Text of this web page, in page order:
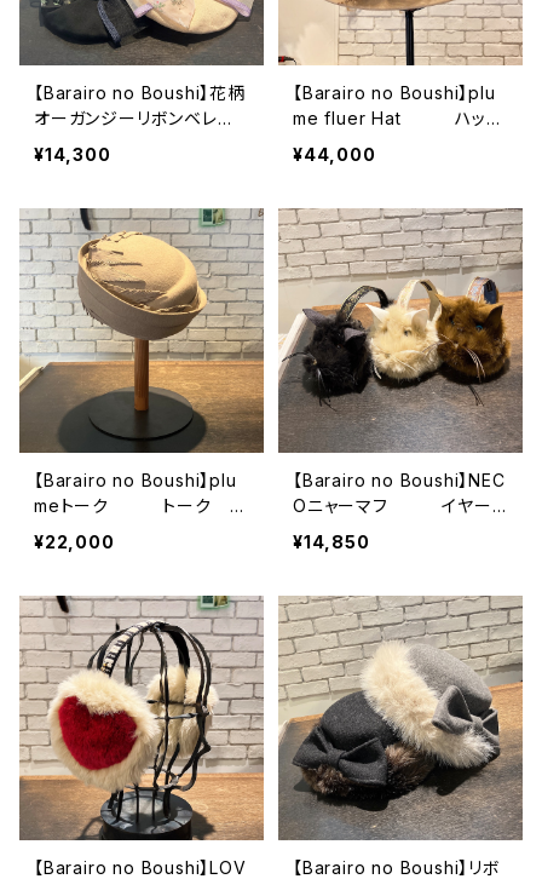
【Barairo no Boushi】花柄
オーガンジーリボンベレ
ー ベレー L008
424
¥14,300
【Barairo no Boushi】plu
me fluer Hat ハッ
ト L008374
¥44,000
【Barairo no Boushi】plu
meトーク トーク
L008373
¥22,000
【Barairo no Boushi】NEC
Oニャーマフ イヤー
¥14,850
【Barairo no Boushi】LOV
【Barairo no Boushi】リボ